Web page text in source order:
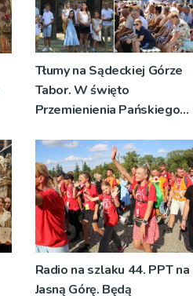
Tłumy na Sądeckiej Górze
Tabor. W święto
Przemienienia Pańskiego
znaczeniu Sakramentów
[ZDJĘCIA]
Radio na szlaku 44. PPT na
Jasną Górę. Będą